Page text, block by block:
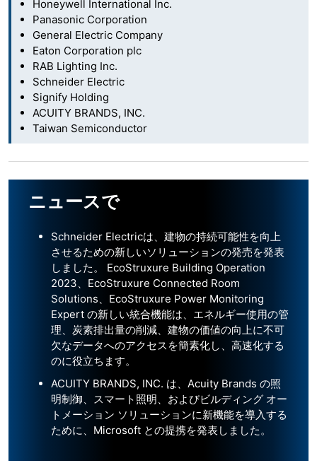
Honeywell International Inc.
Panasonic Corporation
General Electric Company
Eaton Corporation plc
RAB Lighting Inc.
Schneider Electric
Signify Holding
ACUITY BRANDS, INC.
Taiwan Semiconductor
ニュースで
Schneider Electricは、建物の持続可能性を向上
させるための新しいソリューションの発売を発表
しました。 EcoStruxure Building Operation
2023、EcoStruxure Connected Room
Solutions、EcoStruxure Power Monitoring
Expert の新しい統合機能は、エネルギー使用の管
理、炭素排出量の削減、建物の価値の向上に不可
欠なデータへのアクセスを簡素化し、高速化する
のに役立ちます。
ACUITY BRANDS, INC. は、Acuity Brands の照
明制御、スマート照明、およびビルディング オー
トメーション ソリューションに新機能を導入する
ために、Microsoft との提携を発表しました。